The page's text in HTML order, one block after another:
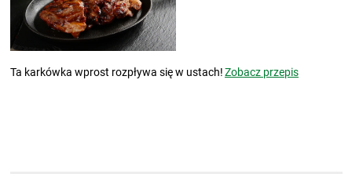
Ta karkówka wprost rozpływa się w ustach!Zobacz przepis